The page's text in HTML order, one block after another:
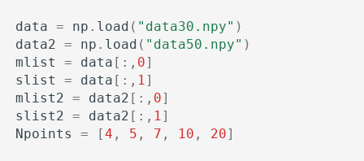
data = np . load ( "data30.npy" )
data2 = np . load ( "data50.npy" )
mlist
= data [:, 0]
slist
= data [:, 1]
mlist2 = data2 [:, 0]
slist2 = data2 [:, 1]
Npoints
= [4 , 5 , 7 , 10 , 20]